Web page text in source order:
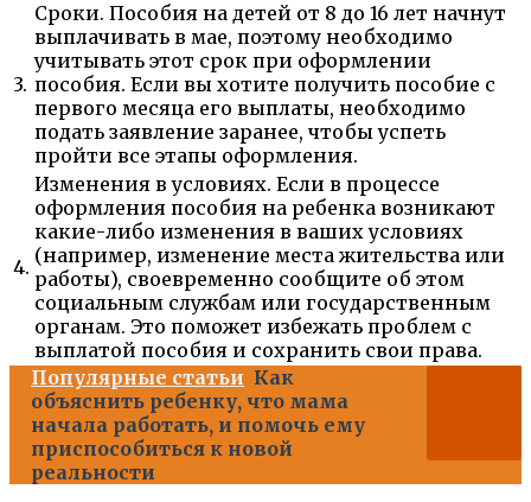
3.
Сроки. Пособия на детей от 8 до 16 лет начнут
выплачивать в мае, поэтому необходимо
учитывать этот срок при оформлении
пособия. Если вы хотите получить пособие с
первого месяца его выплаты, необходимо
подать заявление заранее, чтобы успеть
пройти все этапы оформления.
4.
Изменения в условиях. Если в процессе
оформления пособия на ребенка возникают
какие-либо изменения в ваших условиях
(например, изменение места жительства или
работы), своевременно сообщите об этом
социальным службам или государственным
органам. Это поможет избежать проблем с
выплатой пособия и сохранить свои права.
Популярные статьи Как
объяснить ребенку, что мама
начала работать, и помочь ему
приспособиться к новой
реальности